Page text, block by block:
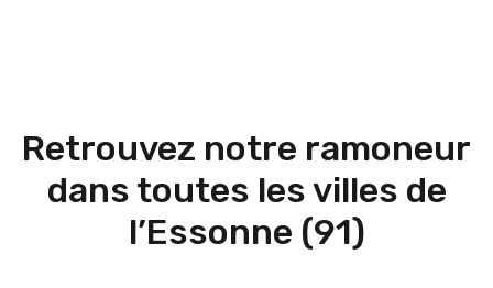
Retrouvez notre ramoneur
dans toutes les villes de
l’Essonne (91)